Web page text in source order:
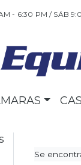
- 6:30 PM / SÁB
Se